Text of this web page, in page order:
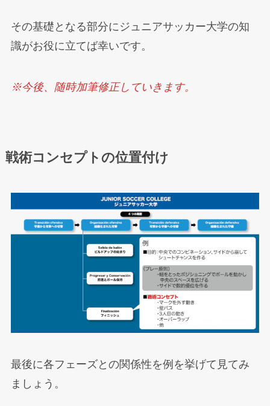
その基礎となる部分にジュニアサッカー大学の知
識がお役に立てば幸いです。
※今後、随時加筆修正していきます。
戦術コンセプトの位置付け
最後に各フェーズとの関係性を例を挙げて見てみ
ましょう。